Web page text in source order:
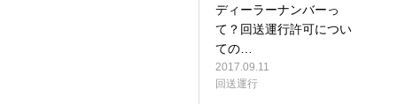
ディーラーナンバーっ
て？回送運行許可につい
ての…
2017.09.11
回送運行